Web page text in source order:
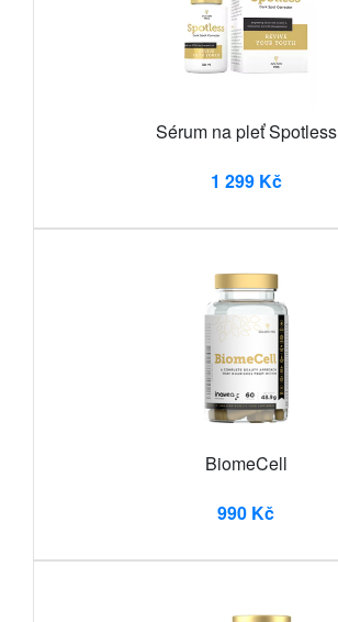
Sérum na pleť Spotless
1 299 Kč
BiomeCell
990 Kč